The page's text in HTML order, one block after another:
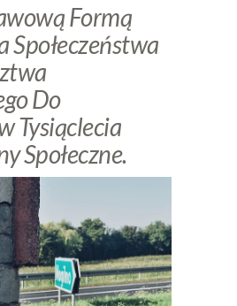
Formą
Społeczeństwa
Do
Tysiąclecia
Społeczne.